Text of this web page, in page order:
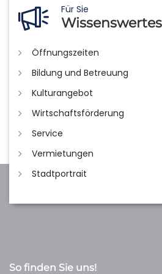
Für Sie
Wissenswertes
Öffnungszeiten
Bildung und Betreuung
Kulturangebot
Wirtschaftsförderung
Service
Vermietungen
Stadtportrait
So finden Sie uns!